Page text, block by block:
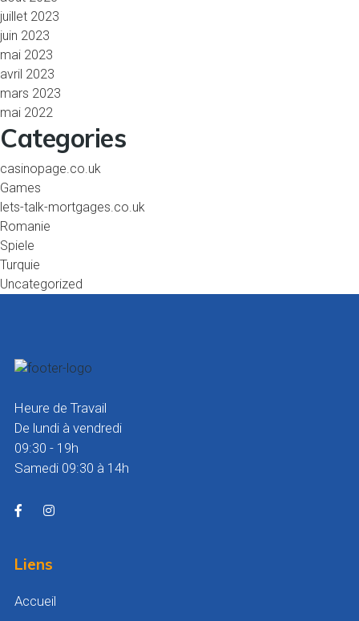
juillet 2023
juin 2023
mai 2023
avril 2023
mars 2023
mai 2022
Categories
casinopage.co.uk
Games
lets-talk-mortgages.co.uk
Romanie
Spiele
Turquie
Uncategorized
Heure de Travail
De lundi à vendredi
09:30 - 19h
Samedi 09:30 à 14h
Liens
Accueil